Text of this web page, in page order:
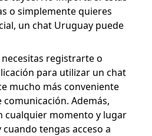
o simplemente quieres
un chat Uruguay puede
registrarte o
para utilizar un chat
mucho más conveniente
Además,
cualquier momento y lugar
tengas acceso a